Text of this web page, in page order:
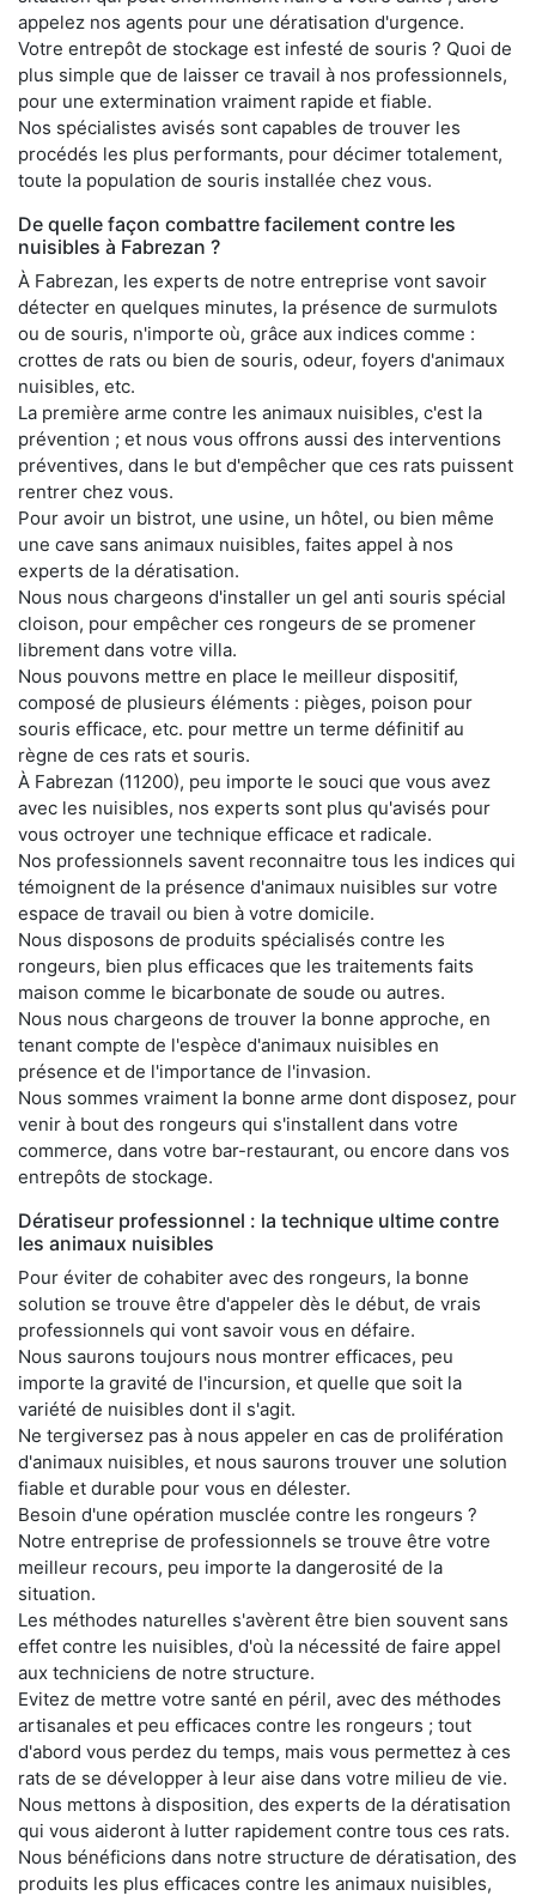
appelez nos agents pour une dératisation d'urgence.
Votre entrepôt de stockage est infesté de souris ? Quoi de
plus simple que de laisser ce travail à nos professionnels,
pour une extermination vraiment rapide et fiable.
Nos spécialistes avisés sont capables de trouver les
procédés les plus performants, pour décimer totalement,
toute la population de souris installée chez vous.
De quelle façon combattre facilement contre les
nuisibles à Fabrezan ?
À Fabrezan, les experts de notre entreprise vont savoir
détecter en quelques minutes, la présence de surmulots
ou de souris, n'importe où, grâce aux indices comme :
crottes de rats ou bien de souris, odeur, foyers d'animaux
nuisibles, etc.
La première arme contre les animaux nuisibles, c'est la
prévention ; et nous vous offrons aussi des interventions
préventives, dans le but d'empêcher que ces rats puissent
rentrer chez vous.
Pour avoir un bistrot, une usine, un hôtel, ou bien même
une cave sans animaux nuisibles, faites appel à nos
experts de la dératisation.
Nous nous chargeons d'installer un gel anti souris spécial
cloison, pour empêcher ces rongeurs de se promener
librement dans votre villa.
Nous pouvons mettre en place le meilleur dispositif,
composé de plusieurs éléments : pièges, poison pour
souris efficace, etc. pour mettre un terme définitif au
règne de ces rats et souris.
À Fabrezan (11200), peu importe le souci que vous avez
avec les nuisibles, nos experts sont plus qu'avisés pour
vous octroyer une technique efficace et radicale.
Nos professionnels savent reconnaitre tous les indices qui
témoignent de la présence d'animaux nuisibles sur votre
espace de travail ou bien à votre domicile.
Nous disposons de produits spécialisés contre les
rongeurs, bien plus efficaces que les traitements faits
maison comme le bicarbonate de soude ou autres.
Nous nous chargeons de trouver la bonne approche, en
tenant compte de l'espèce d'animaux nuisibles en
présence et de l'importance de l'invasion.
Nous sommes vraiment la bonne arme dont disposez, pour
venir à bout des rongeurs qui s'installent dans votre
commerce, dans votre bar-restaurant, ou encore dans vos
entrepôts de stockage.
Dératiseur professionnel : la technique ultime contre
les animaux nuisibles
Pour éviter de cohabiter avec des rongeurs, la bonne
solution se trouve être d'appeler dès le début, de vrais
professionnels qui vont savoir vous en défaire.
Nous saurons toujours nous montrer efficaces, peu
importe la gravité de l'incursion, et quelle que soit la
variété de nuisibles dont il s'agit.
Ne tergiversez pas à nous appeler en cas de prolifération
d'animaux nuisibles, et nous saurons trouver une solution
fiable et durable pour vous en délester.
Besoin d'une opération musclée contre les rongeurs ?
Notre entreprise de professionnels se trouve être votre
meilleur recours, peu importe la dangerosité de la
situation.
Les méthodes naturelles s'avèrent être bien souvent sans
effet contre les nuisibles, d'où la nécessité de faire appel
aux techniciens de notre structure.
Evitez de mettre votre santé en péril, avec des méthodes
artisanales et peu efficaces contre les rongeurs ; tout
d'abord vous perdez du temps, mais vous permettez à ces
rats de se développer à leur aise dans votre milieu de vie.
Nous mettons à disposition, des experts de la dératisation
qui vous aideront à lutter rapidement contre tous ces rats.
Nous bénéficions dans notre structure de dératisation, des
produits les plus efficaces contre les animaux nuisibles,